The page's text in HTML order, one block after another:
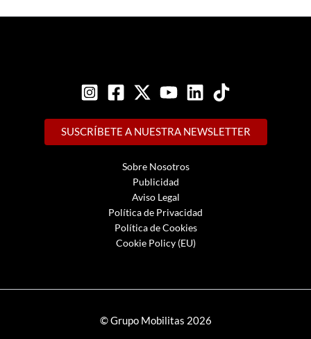
SUSCRÍBETE A NUESTRA NEWSLETTER
Sobre Nosotros
Publicidad
Aviso Legal
Política de Privacidad
Política de Cookies
Cookie Policy (EU)
© Grupo Mobilitas 2026